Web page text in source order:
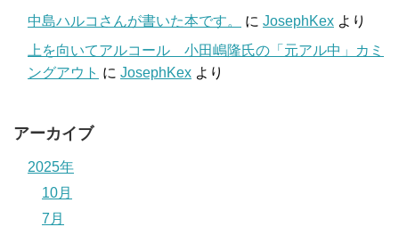
中島ハルコさんが書いた本です。
に JosephKex より
上を向いてアルコール 小田嶋隆氏の「元アル中」カミ
ングアウト に JosephKex より
アーカイブ
2025年
10月
7月